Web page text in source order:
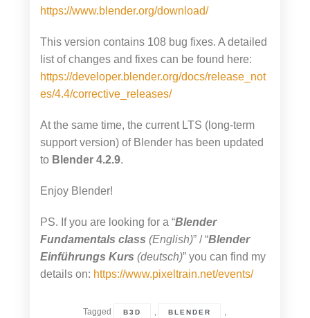
https://www.blender.org/download/
This version contains 108 bug fixes. A detailed
list of changes and fixes can be found here:
https://developer.blender.org/docs/release_not
es/4.4/corrective_releases/
At the same time, the current LTS (long-term
support version) of Blender has been updated
to Blender 4.2.9.
Enjoy Blender!
PS. If you are looking for a “Blender
Fundamentals class (English)” / “Blender
Einführungs Kurs (deutsch)” you can find my
details on: https://www.pixeltrain.net/events/
Tagged B3D BLENDER